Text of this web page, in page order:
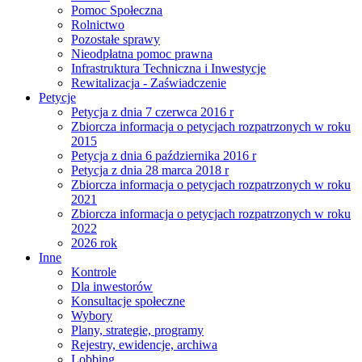
Pomoc Społeczna
Rolnictwo
Pozostałe sprawy
Nieodpłatna pomoc prawna
Infrastruktura Techniczna i Inwestycje
Rewitalizacja - Zaświadczenie
Petycje
Petycja z dnia 7 czerwca 2016 r
Zbiorcza informacja o petycjach rozpatrzonych w roku
2015
Petycja z dnia 6 października 2016 r
Petycja z dnia 28 marca 2018 r
Zbiorcza informacja o petycjach rozpatrzonych w roku
2021
Zbiorcza informacja o petycjach rozpatrzonych w roku
2022
2026 rok
Inne
Kontrole
Dla inwestorów
Konsultacje społeczne
Wybory
Plany, strategie, programy
Rejestry, ewidencje, archiwa
Lobbing